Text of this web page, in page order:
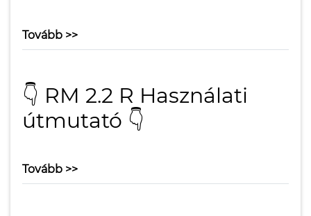
Tovább >>
👇 RM 2.2 R Használati
útmutató 👇
Tovább >>